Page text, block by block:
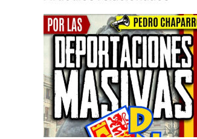
Acto en
España y
contra el
separatismo
globalista
11 DE SEPTIEMBRE: DN EN